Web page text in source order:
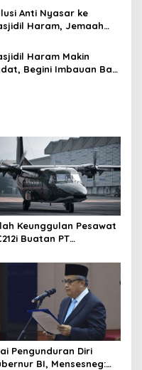
Haji
Anti Nyasar ke
Haram, Jemaah
Haram Makin
Begini Imbauan Bagi
Keunggulan Pesawat
Buatan PT
Berbagai Operasi
Pengunduran Diri
BI, Mensesneg: